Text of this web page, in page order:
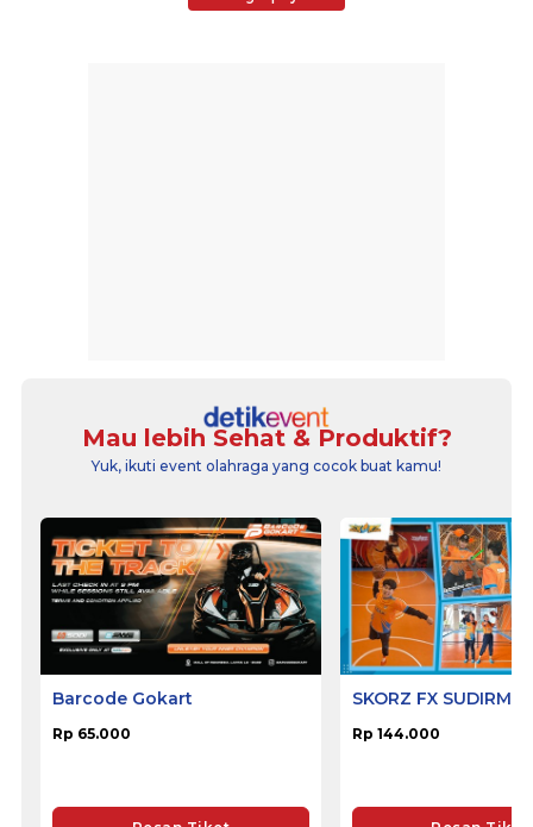
Mau lebih Sehat & Produktif?
Yuk, ikuti event olahraga yang cocok buat kamu!
Barcode Gokart
Rp 65.000
SKORZ FX
Rp 144.000